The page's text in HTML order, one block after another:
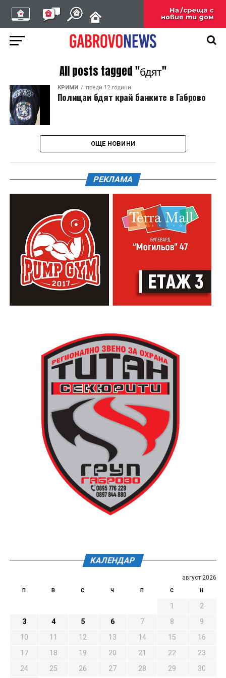
All posts tagged "бдят"
КРИМИ преди 12 години
Полицаи бдят край банките в Габрово
ОЩЕ НОВИНИ
РЕКЛАМА
КАЛЕНДАР
август 2026
П В С Ч П С Н
1
2
3
4 5 6 7 8
9
10
11 12 13 14 15
16
17
18 19 20 21 22
23
24
25 26 27 28 29 30